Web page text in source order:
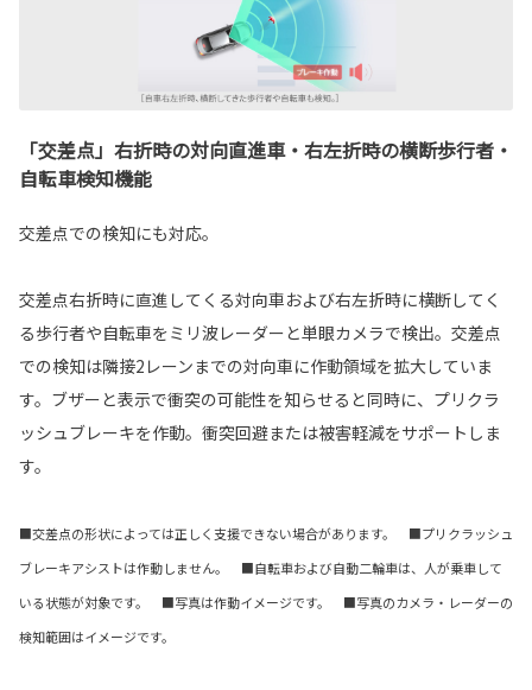
「交差点」右折時の対向直進車・右左折時の横断歩行者・
自転車検知機能
交差点での検知にも対応。
交差点右折時に直進してくる対向車および右左折時に横断してく
る歩行者や自転車をミリ波レーダーと単眼カメラで検出。交差点
での検知は隣接2レーンまでの対向車に作動領域を拡大していま
す。ブザーと表示で衝突の可能性を知らせると同時に、プリクラ
ッシュブレーキを作動。衝突回避または被害軽減をサポートしま
す。
■交差点の形状によっては正しく支援できない場合があります。 ■プリクラッシュ
ブレーキアシストは作動しません。 ■自転車および自動二輪車は、人が乗車して
いる状態が対象です。 ■写真は作動イメージです。 ■写真のカメラ・レーダーの
検知範囲はイメージです。